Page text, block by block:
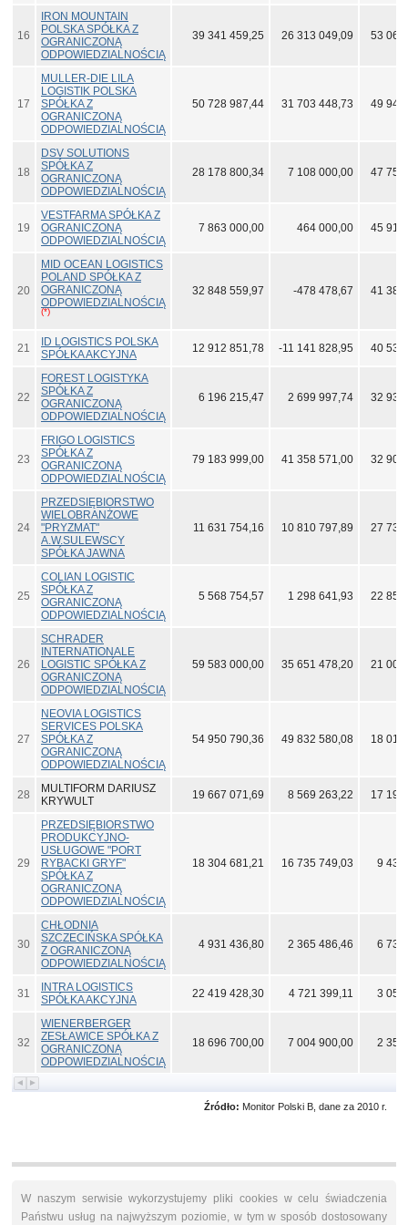
16
IRON MOUNTAIN
POLSKA SPÓŁKA Z
OGRANICZONĄ
ODPOWIEDZIALNOŚCIĄ
39 341 459,25 26 313 049,09 53 067
17
MULLER-DIE LILA
LOGISTIK POLSKA
SPÓŁKA Z
OGRANICZONĄ
ODPOWIEDZIALNOŚCIĄ
50 728 987,44 31 703 448,73 49 941
18
DSV SOLUTIONS
SPÓŁKA Z
OGRANICZONĄ
ODPOWIEDZIALNOŚCIĄ
28 178 800,34 7 108 000,00 47 755
19
VESTFARMA SPÓŁKA Z
OGRANICZONĄ
ODPOWIEDZIALNOŚCIĄ
7 863 000,00 464 000,00 45 918
20
MID OCEAN LOGISTICS
POLAND SPÓŁKA Z
OGRANICZONĄ
ODPOWIEDZIALNOŚCIĄ
(*)
32 848 559,97 -478 478,67 41 382
21
ID LOGISTICS POLSKA
SPÓŁKA AKCYJNA
12 912 851,78 -11 141 828,95 40 533
22
FOREST LOGISTYKA
SPÓŁKA Z
OGRANICZONĄ
ODPOWIEDZIALNOŚCIĄ
6 196 215,47 2 699 997,74 32 933
23
FRIGO LOGISTICS
SPÓŁKA Z
OGRANICZONĄ
ODPOWIEDZIALNOŚCIĄ
79 183 999,00 41 358 571,00 32 904
24
PRZEDSIĘBIORSTWO
WIELOBRANŻOWE
"PRYZMAT"
A.W.SULEWSCY
SPÓŁKA JAWNA
11 631 754,16 10 810 797,89 27 734
25
COLIAN LOGISTIC
SPÓŁKA Z
OGRANICZONĄ
ODPOWIEDZIALNOŚCIĄ
5 568 754,57 1 298 641,93 22 859
26
SCHRADER
INTERNATIONALE
LOGISTIC SPÓŁKA Z
OGRANICZONĄ
ODPOWIEDZIALNOŚCIĄ
59 583 000,00 35 651 478,20 21 000
27
NEOVIA LOGISTICS
SERVICES POLSKA
SPÓŁKA Z
OGRANICZONĄ
ODPOWIEDZIALNOŚCIĄ
54 950 790,36 49 832 580,08 18
28
MULTIFORM DARIUSZ
KRYWULT
19 667 071,69 8 569 263,22 17
29
PRZEDSIĘBIORSTWO
PRODUKCYJNO-
USŁUGOWE "PORT
RYBACKI GRYF"
SPÓŁKA Z
OGRANICZONĄ
ODPOWIEDZIALNOŚCIĄ
18 304 681,21 16 735 749,03 9 432
30
CHŁODNIA
SZCZECIŃSKA SPÓŁKA
Z OGRANICZONĄ
ODPOWIEDZIALNOŚCIĄ
4 931 436,80 2 365 486,46 6 734
31
INTRA LOGISTICS
SPÓŁKA AKCYJNA
22 419 428,30 4 721 399,11 3 051
32
WIENERBERGER
ZESŁAWICE SPÓŁKA Z
OGRANICZONĄ
ODPOWIEDZIALNOŚCIĄ
18 696 700,00 7 004 900,00 2 357
Źródło: Monitor Polski B, dane za 2010 r.
W naszym serwisie wykorzystujemy pliki cookies w celu świadczenia
Państwu usług na najwyższym poziomie, w tym w sposób dostosowany